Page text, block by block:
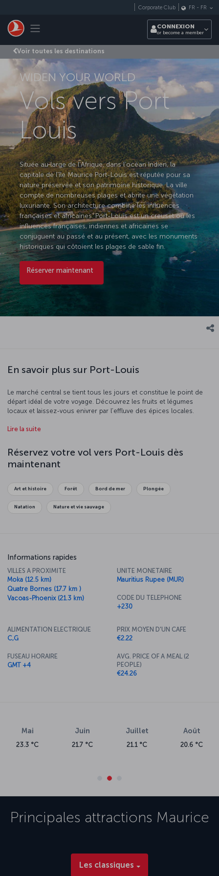
Toggle navigation
Corporate Club FR - FR
CONNEXION
or become a member
Voir toutes les destinations
WIDEN YOUR WORLD
Vols vers Port
Louis
Située au large de l’Afrique, dans l’océan Indien, la
capitale de l’île Maurice Port-Louis est réputée pour sa
nature préservée et son patrimoine historique. La ville
compte de nombreuses plages et abrite une végétation
luxuriante. Son architecture combine les influences
françaises et africaines. Port-Louis est un creuset où les
influences françaises, indiennes et africaines se
conjuguent au passé et au présent, avec les monuments
historiques qui côtoient les plages de sable fin.
Réserver maintenant
En savoir plus sur Port-Louis
Le marché central se tient tous les jours et constitue le point de
départ idéal de votre voyage. Découvrez les fruits et légumes
locaux et laissez-vous enivrer par l’effluve des épices locales.
trouverez également des objets artisanaux aux influences
Penny Museum pour découvrir l’histoire du pays. Pour les
amoureux des plages de sable fin et de la nature verdoyante, Flic en
Flac est l’endroit idéal. Ses pages de sable blanc sont parmi les plus
Maurice, et détendez-vous sous l’ombre des palmiers !
Lire la suite
Réservez votre vol vers Port-Louis dès
maintenant
Art et histoire Forêt Bord de mer Plongée
Natation Nature et vie sauvage
Informations rapides
VILLES A PROXIMITE
Moka (12.5 km)
Quatre Bornes (17.7 km )
Vacoas-Phoenix (21.3 km)
UNITE MONETAIRE
Mauritius Rupee (MUR)
CODE DU TELEPHONE
+230
ALIMENTATION ELECTRIQUE
C,G
FUSEAU HORAIRE
GMT +4
PRIX MOYEN D'UN CAFE
€2.22
AVG. PRICE OF A MEAL (2
PEOPLE)
€24.26
Mai
23.3 °C
Juin
21.7 °C
Juillet
21.1 °C
Août
20.6 °C
Principales attractions Maurice
Les classiques